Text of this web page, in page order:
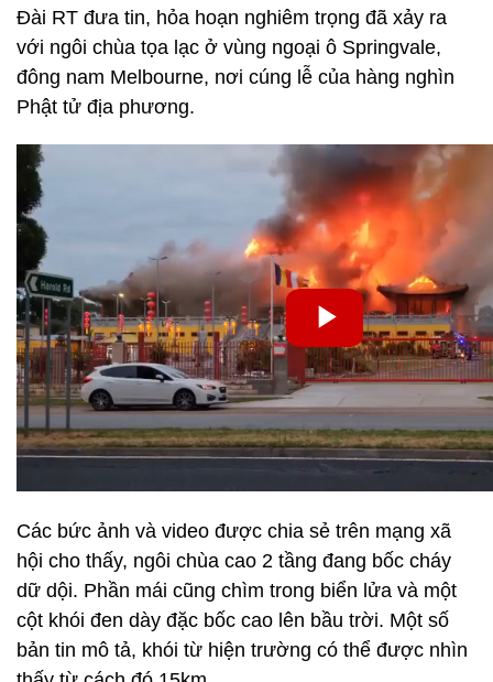
Đài RT đưa tin, hỏa hoạn nghiêm trọng đã xảy ra
với ngôi chùa tọa lạc ở vùng ngoại ô Springvale,
đông nam Melbourne, nơi cúng lễ của hàng nghìn
Phật tử địa phương.
Các bức ảnh và video được chia sẻ trên mạng xã
hội cho thấy, ngôi chùa cao 2 tầng đang bốc cháy
dữ dội. Phần mái cũng chìm trong biển lửa và một
cột khói đen dày đặc bốc cao lên bầu trời. Một số
bản tin mô tả, khói từ hiện trường có thể được nhìn